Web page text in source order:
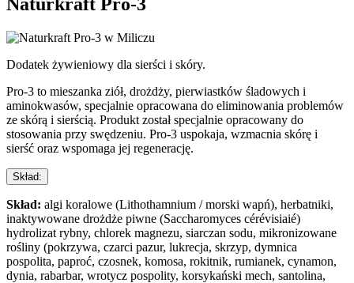
Dodatek żywieniowy dla sierści i skóry.
Pro-3 to mieszanka ziół, drożdży, pierwiastków śladowych i
aminokwasów, specjalnie opracowana do eliminowania problemów
ze skórą i sierścią. Produkt został specjalnie opracowany do
stosowania przy swędzeniu. Pro-3 uspokaja, wzmacnia skórę i
sierść oraz wspomaga jej regenerację.
Skład:
Skład: algi koralowe (Lithothamnium / morski wapń), herbatniki,
inaktywowane drożdże piwne (Saccharomyces cérévisiaié)
hydrolizat rybny, chlorek magnezu, siarczan sodu, mikronizowane
rośliny (pokrzywa, czarci pazur, lukrecja, skrzyp, dymnica
pospolita, paproć, czosnek, komosa, rokitnik, rumianek, cynamon,
dynia, rabarbar, wrotycz pospolity, korsykański mech, santolina,